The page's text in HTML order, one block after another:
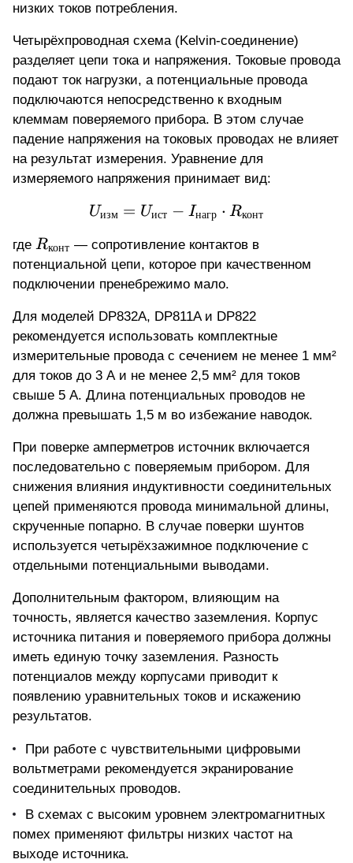
низких токов потребления.
Четырёхпроводная схема(Kelvin-соединение)
разделяет цепи тока и напряжения. Токовые провода
подают ток нагрузки, а потенциальные провода
подключаются непосредственно к входным
клеммам поверяемого прибора. В этом случае
падение напряжения на токовых проводах не влияет
на результат измерения. Уравнение для
измеряемого напряжения принимает вид:
U_{\text{изм}} =
Uизм = Uист − Iнагр ⋅ Rконт
где R_{\text{конт}}
Rконт — сопротивление контактов в
потенциальной цепи, которое при качественном
подключении пренебрежимо мало.
Для моделей DP832A, DP811A и DP822
рекомендуется использовать комплектные
измерительные провода с сечением не менее 1 мм²
для токов до 3 А и не менее 2,5 мм² для токов
свыше 5 А. Длина потенциальных проводов не
должна превышать 1,5 м во избежание наводок.
При поверке амперметров источник включается
последовательно с поверяемым прибором. Для
снижения влияния индуктивности соединительных
цепей применяются провода минимальной длины,
скрученные попарно. В случае поверки шунтов
используется четырёхзажимное подключение с
отдельными потенциальными выводами.
Дополнительным фактором, влияющим на
точность, является качество заземления. Корпус
источника питания и поверяемого прибора должны
иметь единую точку заземления. Разность
потенциалов между корпусами приводит к
появлению уравнительных токов и искажению
результатов.
При работе с чувствительными цифровыми
вольтметрами рекомендуется экранирование
соединительных проводов.
В схемах с высоким уровнем электромагнитных
помех применяют фильтры низких частот на
выходе источника.